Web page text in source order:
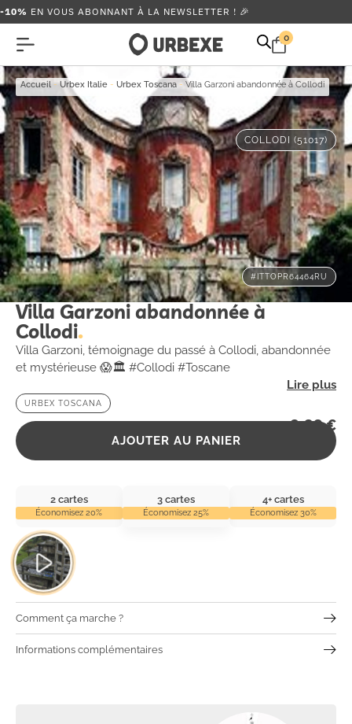
-10% EN VOUS ABONNANT À LA NEWSLETTER ! 🎉
0
Accueil-Urbex Italie - Urbex Toscana - Villa Garzoni abandonnée à Collodi
COLLODI (51017)
#ITTOPR64464RU
Villa Garzoni abandonnée à
Collodi
Villa Garzoni, témoignage du passé à Collodi, abandonnée
et mystérieuse 😱🏛️ #Collodi #Toscane
URBEX TOSCANA
2,99€
AJOUTER AU PANIER
2 cartes
Économisez 20%
3 cartes
Économisez 25%
4+ cartes
Économisez 30%
Comment ça marche ?
Informations complémentaires